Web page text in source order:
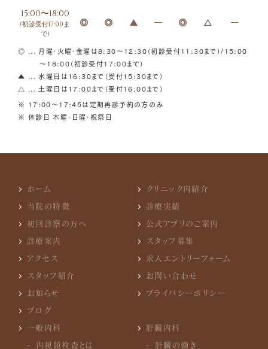
15:00〜18:00
(初診受付17:00ま
で)
◎ ... 月曜・火曜・金曜は8:30～12:30（初診受付11:30まで）/15:00
～18:00（初診受付17:00まで）
▲ ... 水曜日は16:30まで（受付15:30まで）
△ ... 土曜日は17:00まで（受付16:00まで）
※ 17:00〜17:45は定期再診予約の方のみ
※ 休診日 木曜・日曜・祝祭日
ホーム
当院の特徴
初回診察の方へ
診療案内
アクセス
スタッフ紹介
お知らせ
ブログ
クリニック内紹介
診療実績
公式アプリのご案内
スタッフ募集
求人エントリーフォーム
お問い合わせ
プライバシーポリシー
一般内科
内視鏡検査とは
肝臓内科
肝臓の働き